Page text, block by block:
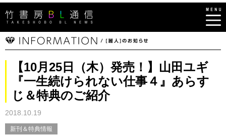
【10月25日（木）発売！】山田ユギ
『一生続けられない仕事４』あらす
じ＆特典のご紹介
2018.10.19
新刊＆特典情報